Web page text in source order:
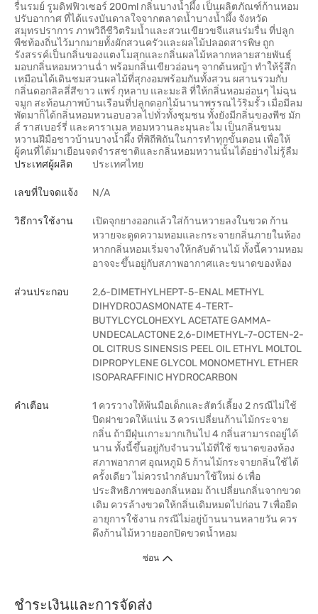
รื่นรมย์ รูมดิฟฟิวเซอร์ 200ml กลิ่นบางน้ำผึ้ง เป็นผลิตภัณฑ์ก้านหอม
ปรับอากาศ ที่ได้แรงบันดาลใจจากตลาดน้ำบางน้ำผึ้ง จังหวัด
สมุทรปราการ ภาพวิถีชีวิตริมน้ำและสวนเขียวขจีแสนร่มรื่น ที่ปลูก
พืชท้องถิ่นไว้มากมายทั้งผักสวนครัวและผลไม้ปลอดสารพิษ ถูก
รังสรรค์เป็นกลิ่นของแตงโมสุกและกลิ่นผลไม้หลากหลายสายพันธุ์
มอบกลิ่นหอมหวานฉ่ำ พร้อมกลิ่นเขียวอ่อนๆ จากต้นหญ้า ทำให้รู้สึก
เหมือนได้เดินชมสวนผลไม้ที่สุกงอมพร้อมกันทั้งสวน ผสานรวมกับ
กลิ่นดอกลิลลี่สีขาว แพร์ กุหลาบ และมะลิ ที่ให้กลิ่นหอมอ่อนๆ ไม่ฉุน
จมูก สะท้อนภาพบ้านเรือนที่ปลูกดอกไม้นานาพรรณไว้ริมรั้ว เมื่อมีลม
พัดมาก็ได้กลิ่นหอมหวนอบอวลไปทั่วทั้งชุมชน ทั้งยังมีกลิ่นของพีช มัก
ส์ ราสเบอร์รี่ และคาราเมล หอมหวานละมุนละไม เป็นกลิ่นขนม
หวานฝีมือชาวบ้านบางน้ำผึ้ง ที่พิถีพิถันในการทำทุกขั้นตอน เพื่อให้
ผู้คนที่ได้มาเยือนจดจำรสชาติและกลิ่นหอมหวานนั้นได้อย่างไม่รู้ลืม
ประเทศผู้ผลิต
ประเทศไทย
เลขที่ใบจดแจ้ง N/A
วิธีการใช้งาน
เปิดจุกยางออกแล้วใส่ก้านหวายลงในขวด ก้าน
หวายจะดูดความหอมและกระจายกลิ่นภายในห้อง
หากกลิ่นหอมเริ่มจางให้กลับด้านไม้ ทั้งนี้ความหอม
อาจจะขึ้นอยู่กับสภาพอากาศและขนาดของห้อง
ส่วนประกอบ
2,6-DIMETHYLHEPT-5-ENAL METHYL
DIHYDROJASMONATE 4-TERT-
BUTYLCYCLOHEXYL ACETATE GAMMA-
UNDECALACTONE 2,6-DIMETHYL-7-OCTEN-2-
OL CITRUS SINENSIS PEEL OIL ETHYL MOLTOL
DIPROPYLENE GLYCOL MONOMETHYL ETHER
ISOPARAFFINIC HYDROCARBON
คำเตือน
1 ควรวางให้พ้นมือเด็กและสัตว์เลี้ยง 2 กรณีไม่ใช้
ปิดฝาขวดให้แน่น 3 ควรเปลี่ยนก้านไม้กระจาย
กลิ่น ถ้ามีฝุ่นเกาะมากเกินไป 4 กลิ่นสามารถอยู่ได้
นาน ทั้งนี้ขึ้นอยู่กับจำนวนไม้ที่ใช้ ขนาดของห้อง
สภาพอากาศ อุณหภูมิ 5 ก้านไม้กระจายกลิ่นใช้ได้
ครั้งเดียว ไม่ควรนำกลับมาใช้ใหม่ 6 เพื่อ
ประสิทธิภาพของกลิ่นหอม ถ้าเปลี่ยนกลิ่นจากขวด
เดิม ควรล้างขวดให้กลิ่นเดิมหมดไปก่อน 7 เพื่อยืด
อายุการใช้งาน กรณีไม่อยู่บ้านนานหลายวัน ควร
ดึงก้านไม้หวายออกปิดขวดน้ำหอม
ซ่อน
ชำระเงินและการจัดส่ง